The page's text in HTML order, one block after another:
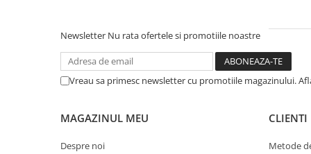
Newsletter Nu rata ofertele si promotiile noastre
Vreau sa primesc newsletter cu promotiile magazinului.
MAGAZINUL MEU
Despre noi
CLIENTI
Metode